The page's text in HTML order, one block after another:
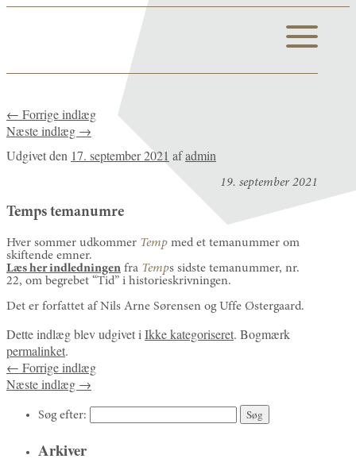
← Forrige indlæg
Næste indlæg →
Udgivet den 17. september 2021 afadmin
19. september 2021
Temps temanumre
Hver sommer udkommer Temp med et temanummer om
skiftende emner.
Læs her indledningen fra Temps sidste temanummer, nr.
22, om begrebet “Tid” i historieskrivningen.
Det er forfattet af Nils Arne Sørensen og Uffe Østergaard.
Dette indlæg blev udgivet i Ikke kategoriseret. Bogmærk
permalinket.
← Forrige indlæg
Næste indlæg →
Søg efter:
Arkiver